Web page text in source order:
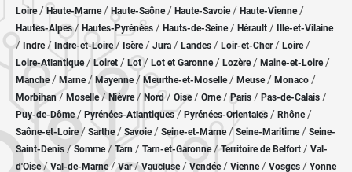
Loire/Haute-Marne/ Haute-Saône/ Haute-Savoie/ Haute-Vienne/
Hautes-Alpes/ Hautes-Pyrénées / Hauts-de-Seine/ Hérault / Ille-et-Vilaine
/ Indre/ Indre-et-Loire/ Isère/ Jura / Landes / Loir-et-Cher/ Loire/
Loire-Atlantique/ Loiret / Lot/ Lot et Garonne/ Lozère / Maine-et-Loire/
Manche/ Marne/ Mayenne/ Meurthe-et-Moselle/ Meuse/ Monaco /
Morbihan/ Moselle/ Nièvre / Nord/ Oise / Orne/Paris / Pas-de-Calais /
Puy-de-Dôme/ Pyrénées-Atlantiques / Pyrénées-Orientales / Rhône/
Saône-et-Loire/ Sarthe/ Savoie/ Seine-et-Marne/ Seine-Maritime/ Seine-
Saint-Denis /Somme/ Tarn / Tarn-et-Garonne/Territoire de Belfort / Val-
d'Oise/ Val-de-Marne/Var/Vaucluse/ Vendée/ Vienne/ Vosges / Yonne